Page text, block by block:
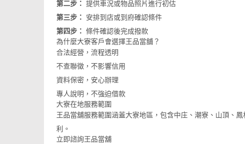
第二步： 提供車況或物品照片進行初估
第三步：
安排到店或到府確認條件
第四步： 條件確認後完成撥款
為什麼大寮客戶會選擇王品當舖？
合法經營，流程透明
不查聯徵，不影響信用
資料保密，安心辦理
專人說明，不強迫借款
大寮在地服務範圍
王品當舖服務範圍涵蓋大寮地區，包含中庄、潮寮、山頂、
利。
立即諮詢王品當舖